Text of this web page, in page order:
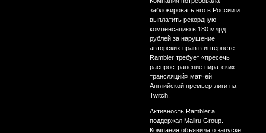
заблокировать его в России и
выплатить рекордную
компенсацию в 180 млрд
рублей за нарушение
авторских прав в интернете.
Rambler требует «пресечь
распространение пиратских
трансляций» матчей
Английской премьер-лиги на
Twitch.
Активность Rambler’a
поддержал Mailru Group.
Компания объявила о запуске